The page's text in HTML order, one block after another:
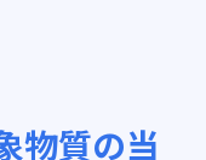
物質の当